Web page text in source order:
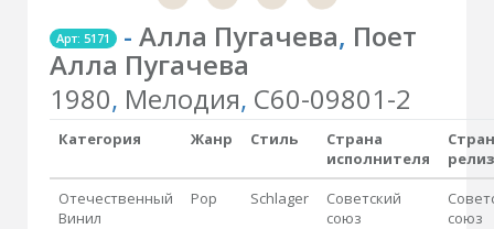
Арт: 5171 - Алла Пугачева, Поет
Алла Пугачева
1980, Мелодия, С60-09801-2
Категория Жанр Стиль
Страна
исполнителя
Отечественный
Винил
Pop Schlager
Советский
союз
союз